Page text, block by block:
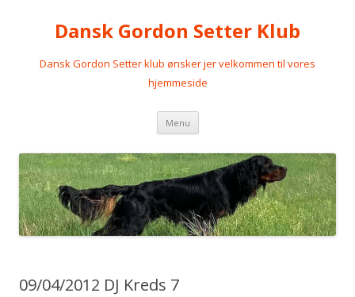
Dansk Gordon Setter Klub
Dansk Gordon Setter klub ønsker jer velkommen til vores
hjemmeside
Menu Videre
indhold
09/04/2012 DJ Kreds 7